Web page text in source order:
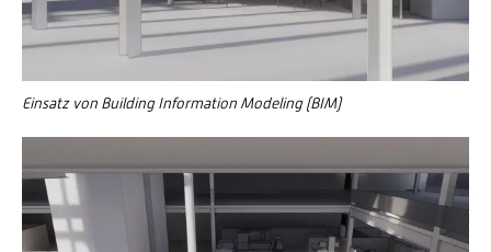
Einsatz von Building Information Modeling (BIM)